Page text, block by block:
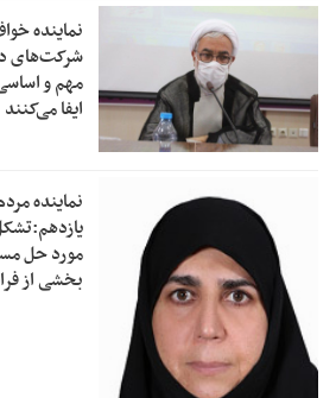
نماینده
شرکت‌های
مهم و
ایفا می‌کنند
نماینده
مورد حل
بخشی از